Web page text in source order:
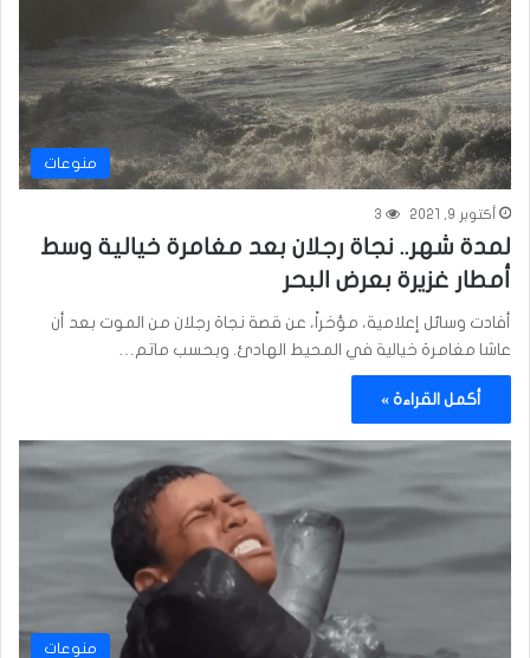
منوعات
أكتوبر 9, 2021 3
لمدة شهر.. نجاة رجلان بعد مغامرة خيالية وسط
أمطار غزيرة بعرض البحر
أفادت وسائل إعلامية، مؤخراً، عن قصة نجاة رجلان من الموت بعد أن
عاشا مغامرة خيالية في المحيط الهادئ. وبحسب ماتم…
أكمل القراءة »
منوعات